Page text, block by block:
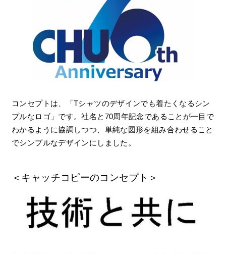
コンセプトは、「Tシャツのデザインでも着たくなるシン
プルなロゴ」です。社名と70周年記念であることが一目で
わかるように協調しつつ、単純な図形を組み合わせること
でシンプルなデザインにしました。
＜キャッチコピーのコンセプト＞